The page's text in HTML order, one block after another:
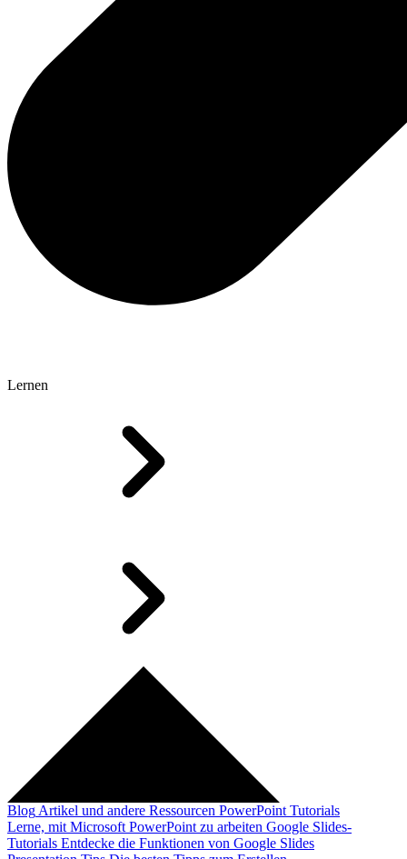
Lernen
Blog Artikel und andere Ressourcen PowerPoint Tutorials
Lerne, mit Microsoft PowerPoint zu arbeiten Google Slides-
Tutorials Entdecke die Funktionen von Google Slides